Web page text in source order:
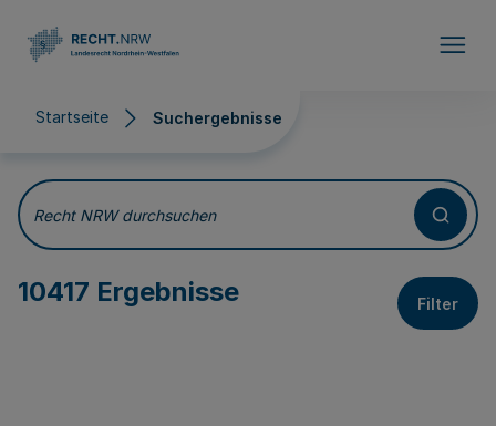
Startseite Suchergebnisse
Suchergebnisse
Recht NRW durchsuchen
10417 Ergebnisse Filter